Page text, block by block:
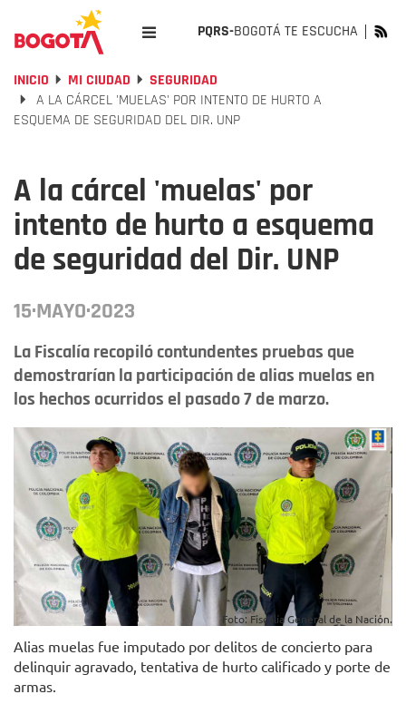
PQRS-BOGOTÁ TE ESCUCHA
INICIO MI CIUDAD
SEGURIDAD
A LA CÁRCEL 'MUELAS' POR INTENTO DE HURTO A
ESQUEMA DE SEGURIDAD DEL DIR. UNP
A la cárcel 'muelas' por
intento de hurto a esquema
de seguridad del Dir. UNP
15·MAYO·2023
La Fiscalía recopiló contundentes pruebas que
demostrarían la participación de alias muelas en
los hechos ocurridos el pasado 7 de marzo.
Foto: Fiscalía General de la Nación.
Alias muelas fue imputado por delitos de concierto para
delinquir agravado, tentativa de hurto calificado y porte de
armas.